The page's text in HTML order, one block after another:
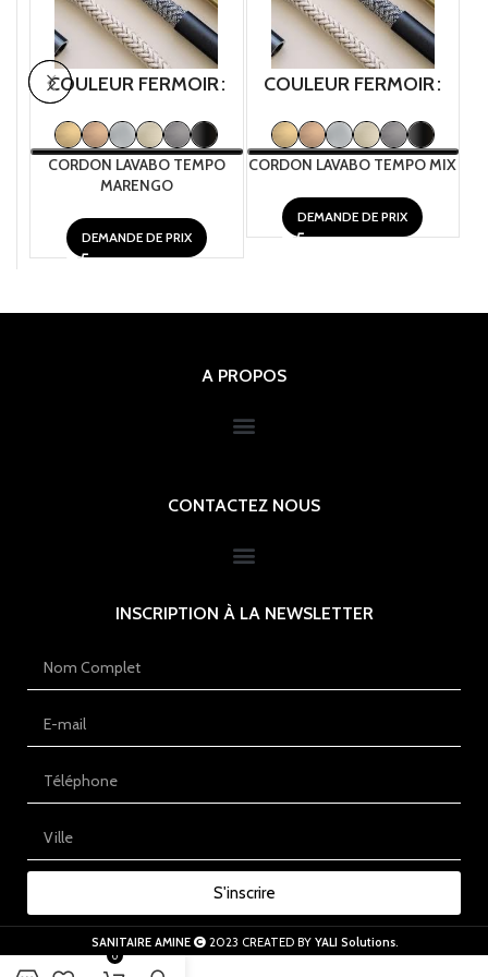
COULEUR FERMOIR
CORDON LAVABO TEMPO
MARENGO
DEMANDE DE PRIX
COULEUR FERMOIR
CORDON LAVABO TEMPO MIX
DEMANDE DE PRIX
A PROPOS
CONTACTEZ NOUS
INSCRIPTION À LA NEWSLETTER
S'inscrire
SANITAIRE AMINE 2023 CREATED BY YALI Solutions.
0